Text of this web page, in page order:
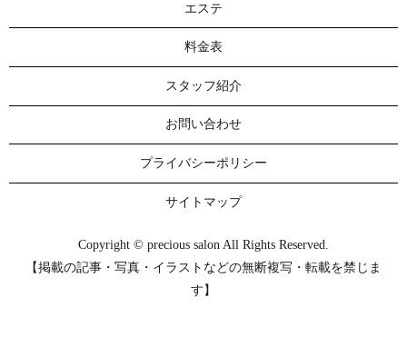
エステ
料金表
スタッフ紹介
お問い合わせ
プライバシーポリシー
サイトマップ
Copyright © precious salon All Rights Reserved.
【掲載の記事・写真・イラストなどの無断複写・転載を禁じま
す】